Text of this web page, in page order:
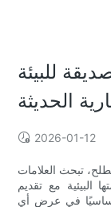
للبيئة
الحديثة
2026-01-12
تبحث العلامات
البيئية مع تقديم
أساسيًا في عرض أي